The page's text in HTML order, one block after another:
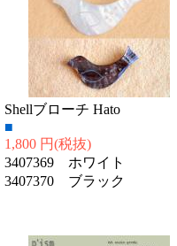
Shellブローチ Hato
■
1,800 円(税抜)
3407369 ホワイト
3407370 ブラック